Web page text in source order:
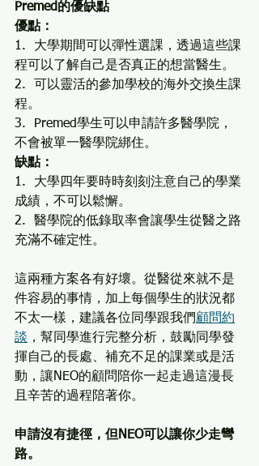
Premed的優缺點
優點：
1.  大學期間可以彈性選課，透過這些課
程可以了解自己是否真正的想當醫生。
2.  可以靈活的參加學校的海外交換生課
程。
3.  Premed學生可以申請許多醫學院，
不會被單一醫學院綁住。
缺點：
1.  大學四年要時時刻刻注意自己的學業
成績，不可以鬆懈。
2.  醫學院的低錄取率會讓學生從醫之路
充滿不確定性。
這兩種方案各有好壞。從醫從來就不是
件容易的事情，加上每個學生的狀況都
不太一樣，建議各位同學跟我們顧問約
談 ，幫同學進行完整分析，鼓勵同學發
揮自己的長處、補充不足的課業或是活
動，讓NEO的顧問陪你一起走過這漫長
且辛苦的過程陪著你。
申請沒有捷徑，但NEO可以讓你少走彎
路。